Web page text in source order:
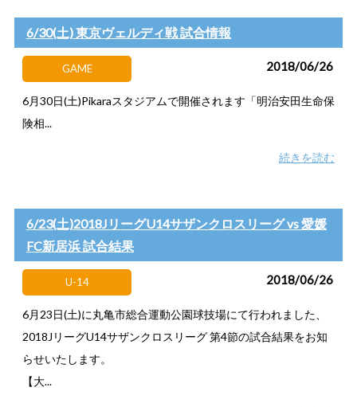
6/30(土) 東京ヴェルディ戦 試合情報
GAME 2018/06/26
6月30日(土)Pikaraスタジアムで開催されます「明治安田生命保
険相...
続きを読む
6/23(土)2018JリーグU14サザンクロスリーグ vs 愛媛
FC新居浜 試合結果
U-14 2018/06/26
6月23日(土)に丸亀市総合運動公園球技場にて行われました、
2018JリーグU14サザンクロスリーグ 第4節の試合結果をお知
らせいたします。
【大...